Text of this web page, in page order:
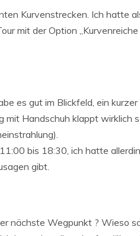
Kurvenstrecken. Ich hatte
mit der Option
es gut im Blickfeld, ein
mit Handschuh klappt wirklich
bis 18:30, ich hatte
gibt.
nächste Wegpunkt ? Wieso